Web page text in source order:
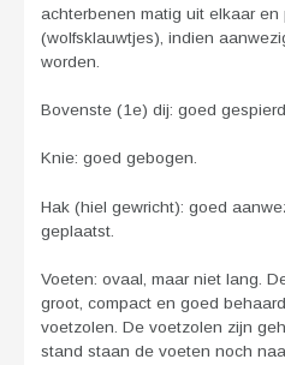
achterbenen matig uit elkaar
(wolfsklauwtjes), indien
worden.
Bovenste (1e) dij: goed
Knie: goed gebogen.
Hak (hiel gewricht): goed
geplaatst.
Voeten: ovaal, maar niet lang.
groot, compact en goed
voetzolen. De voetzolen zijn
stand staan de voeten noch